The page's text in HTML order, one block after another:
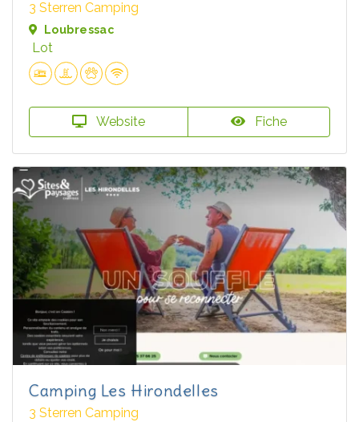
3 Sterren Camping
Loubressac
Lot
Website Fiche
Camping Les Hirondelles
3 Sterren Camping